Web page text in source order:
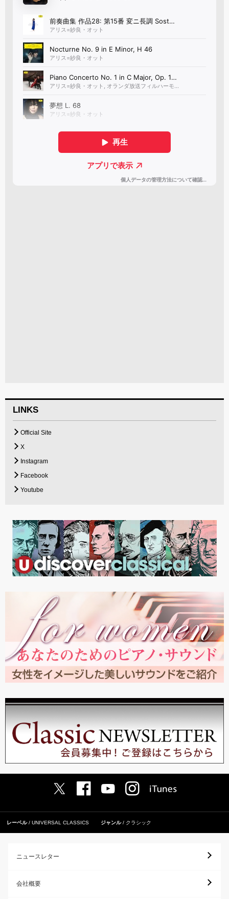
LINKS
Official Site
X
Instagram
Facebook
Youtube
レーベル UNIVERSAL CLASSICS ジャンル クラシック
ニュースレター
会社概要